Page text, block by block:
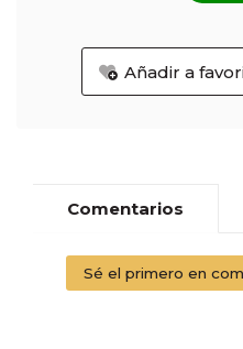
Añadir a
Comentarios
Sé el primero en